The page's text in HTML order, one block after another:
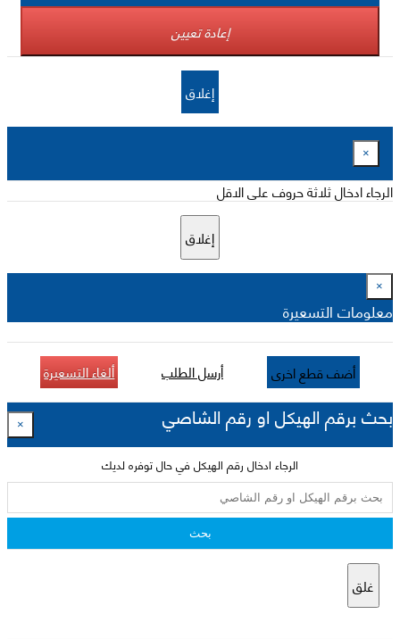
إعادة تعيين
إغلاق
×
الرجاء ادخال ثلاثة حروف على الاقل
إغلاق
×
معلومات التسعيرة
أضف قطع اخرى أرسل الطلب ألغاء التسعيرة
بحث برقم الهيكل او رقم الشاصي ×
الرجاء ادخال رقم الهيكل في حال توفره لديك
بحث
غلق